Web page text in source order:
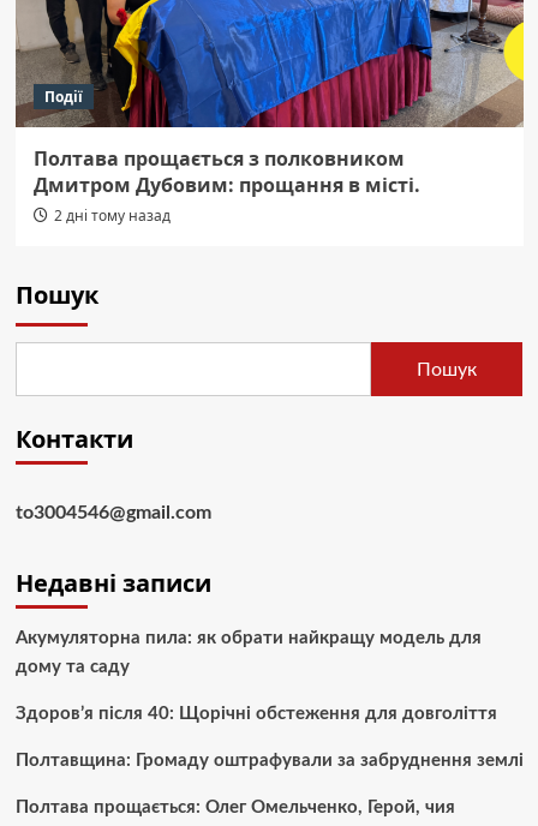
Події
Полтава прощається з полковником
Дмитром Дубовим: прощання в місті.
2 дні тому назад
Пошук
Пошук
Контакти
to3004546@gmail.com
Недавні записи
Акумуляторна пила: як обрати найкращу модель для
дому та саду
Здоров’я після 40: Щорічні обстеження для довголіття
Полтавщина: Громаду оштрафували за забруднення землі
Полтава прощається: Олег Омельченко, Герой, чия